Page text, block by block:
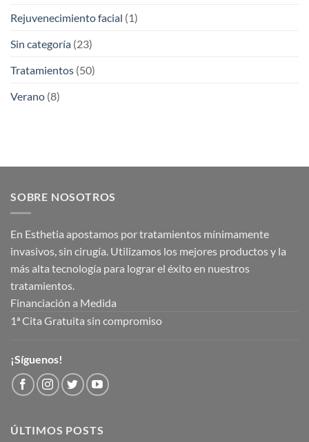
Rejuvenecimiento facial (1)
Sin categoría (23)
Tratamientos (50)
Verano (8)
SOBRE NOSOTROS
En Esthetia apostamos por tratamientos mínimamente
invasivos, sin cirugía. Utilizamos los mejores productos y la
más alta tecnología para lograr el éxito en nuestros
tratamientos.
Financiación a Medida
1ª Cita Gratuita sin compromiso
¡Síguenos!
ÚLTIMOS POSTS